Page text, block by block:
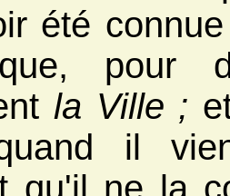
été
que, pour
la Ville ;
il
qu'il ne la